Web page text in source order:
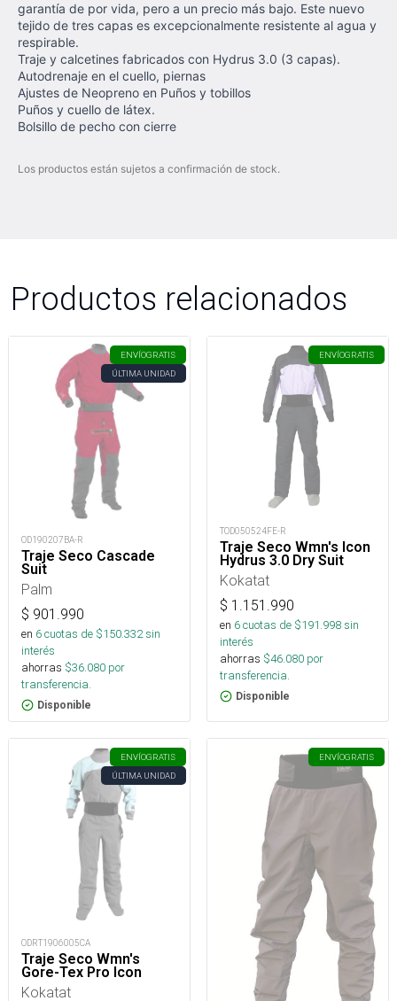
garantía de por vida, pero a un precio más bajo. Este nuevo
tejido de tres capas es excepcionalmente resistente al agua y
respirable.
Traje y calcetines fabricados con Hydrus 3.0 (3 capas).
Autodrenaje en el cuello, piernas
Ajustes de Neopreno en Puños y tobillos
Puños y cuello de látex.
Bolsillo de pecho con cierre
Los productos están sujetos a confirmación de stock.
Productos relacionados
ENVÍOGRATIS
ÚLTIMA UNIDAD
OD190207BA-R
Traje Seco Cascade
Suit
Palm
$ 901.990
en 6cuotas de $150.332sin
interés
ahorras $36.080 por
transferencia.
Disponible
ENVÍOGRATIS
TOD050524FE-R
Traje Seco Wmn's Icon
Hydrus 3.0 Dry Suit
Kokatat
$ 1.151.990
en 6cuotas de $191.998sin
interés
ahorras $46.080 por
transferencia.
Disponible
ENVÍOGRATIS
ÚLTIMA UNIDAD
ODRT1906005CA
Traje Seco Wmn's
Gore-Tex Pro Icon
Kokatat
ENVÍOGRATIS